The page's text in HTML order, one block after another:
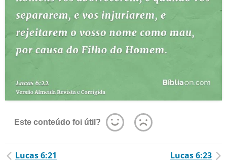
Este conteúdo foi útil?
Lucas 6:21 Lucas 6:23